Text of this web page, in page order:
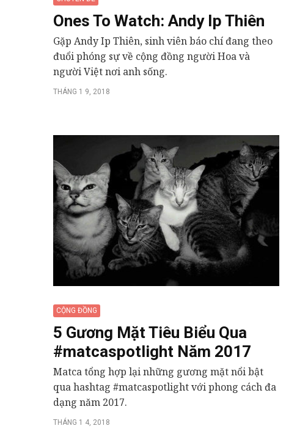
Ones To Watch: Andy Ip Thiên
Gặp Andy Ip Thiên, sinh viên báo chí đang theo
đuổi phóng sự về cộng đồng người Hoa và
người Việt nơi anh sống.
THÁNG 1 9, 2018
CỘNG ĐỒNG
5 Gương Mặt Tiêu Biểu Qua
#matcaspotlight Năm 2017
Matca tổng hợp lại những gương mặt nổi bật
qua hashtag #matcaspotlight với phong cách đa
dạng năm 2017.
THÁNG 1 4, 2018